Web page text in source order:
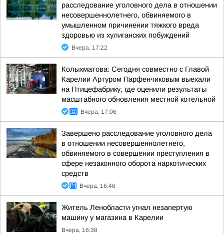
расследование уголовного дела в отношении
несовершеннолетнего, обвиняемого в
умышленном причинении тяжкого вреда
здоровью из хулиганских побуждений
Вчера, 17:22
Колыхматова: Сегодня совместно с Главой
Карелии Артуром Парфенчиковым выехали
на Птицефабрику, где оценили результаты
масштабного обновления местной котельной
Вчера, 17:06
Завершено расследование уголовного дела
в отношении несовершеннолетнего,
обвиняемого в совершении преступления в
сфере незаконного оборота наркотических
средств
Вчера, 16:46
Житель Ленобласти угнал незапертую
машину у магазина в Карелии
Вчера, 16:38